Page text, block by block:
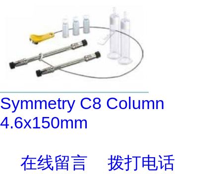
Symmetry C8 Column
4.6x150mm
在线留言 拨打电话